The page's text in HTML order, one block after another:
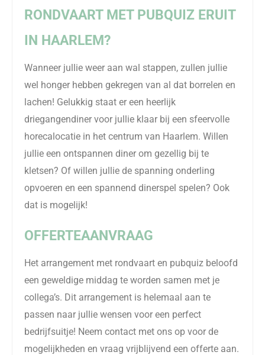
RONDVAART MET PUBQUIZ ERUIT
IN HAARLEM?
Wanneer jullie weer aan wal stappen, zullen jullie
wel honger hebben gekregen van al dat borrelen en
lachen! Gelukkig staat er een heerlijk
driegangendiner voor jullie klaar bij een sfeervolle
horecalocatie in het centrum van Haarlem. Willen
jullie een ontspannen diner om gezellig bij te
kletsen? Of willen jullie de spanning onderling
opvoeren en een spannend dinerspel spelen? Ook
dat is mogelijk!
OFFERTEAANVRAAG
Het arrangement met rondvaart en pubquiz beloofd
een geweldige middag te worden samen met je
collega’s. Dit arrangement is helemaal aan te
passen naar jullie wensen voor een perfect
bedrijfsuitje! Neem contact met ons op voor de
mogelijkheden en vraag vrijblijvend een offerte aan.